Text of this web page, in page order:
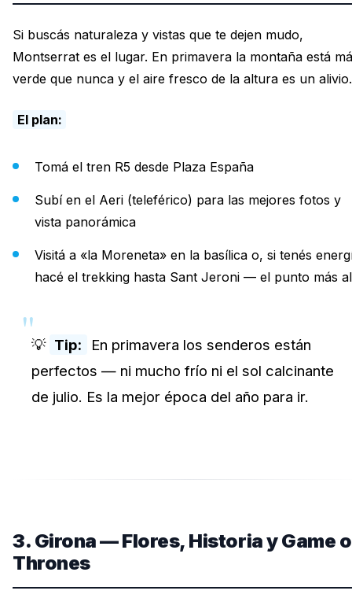
Si buscás naturaleza y vistas que te dejen mudo,
Montserrat es el lugar. En primavera la montaña está
verde que nunca y el aire fresco de la altura es un alivio.
El plan:
Tomá el tren R5 desde Plaza España
Subí en el Aeri (teleférico) para las mejores fotos y
vista panorámica
Visitá a «la Moreneta» en la basílica o, si tenés
hacé el trekking hasta Sant Jeroni — el punto más
💡 Tip:
En primavera los senderos están
perfectos — ni mucho frío ni el sol calcinante
de julio. Es la mejor época del año para ir.
3. Girona — Flores, Historia y Game
Thrones